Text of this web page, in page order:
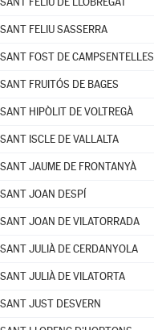
SANT FELIU SASSERRA
SANT FOST DE CAMPSENTELLES
SANT FRUITÓS DE BAGES
SANT HIPÒLIT DE VOLTREGÀ
SANT ISCLE DE VALLALTA
SANT JAUME DE FRONTANYÀ
SANT JOAN DESPÍ
SANT JOAN DE VILATORRADA
SANT JULIÀ DE CERDANYOLA
SANT JULIÀ DE VILATORTA
SANT JUST DESVERN